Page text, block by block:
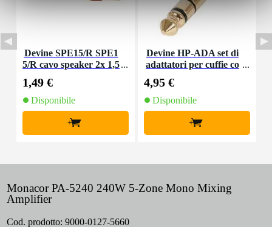
Devine SPE15/R SPE1
5/R cavo speaker 2x 1,5
1,49 €
Disponibile
+
Devine HP-ADA set di
adattatori per cuffie co
to (set di 2)
4,95 €
Disponibile
+
Monacor PA-5240 240W 5-Zone Mono Mixing
Amplifier
Cod. prodotto: 9000-0127-5660